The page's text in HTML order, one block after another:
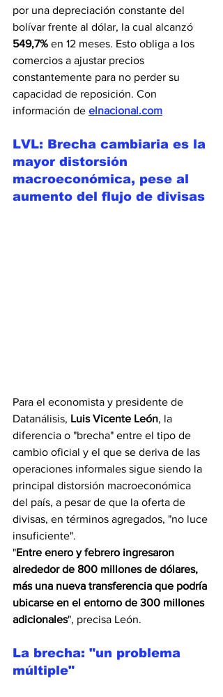
por una depreciación constante del
bolívar frente al dólar, la cual alcanzó
549,7% en 12 meses. Esto obliga a los
comercios a ajustar precios
constantemente para no perder su
capacidad de reposición. Con
información de elnacional.com
LVL: Brecha cambiaria es la
mayor distorsión
macroeconómica, pese al
aumento del flujo de divisas
Para el economista y presidente de
Datanálisis, Luis Vicente León, la
diferencia o "brecha" entre el tipo de
cambio oficial y el que se deriva de las
operaciones informales sigue siendo la
principal distorsión macroeconómica
del país, a pesar de que la oferta de
divisas, en términos agregados, "no luce
insuficiente".
"Entre enero y febrero ingresaron
alrededor de 800 millones de dólares,
más una nueva transferencia que podría
ubicarse en el entorno de 300 millones
adicionales", precisa León.
La brecha: "un problema
múltiple"